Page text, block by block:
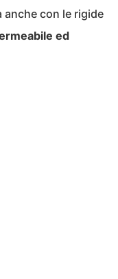
anche con le rigide
ed